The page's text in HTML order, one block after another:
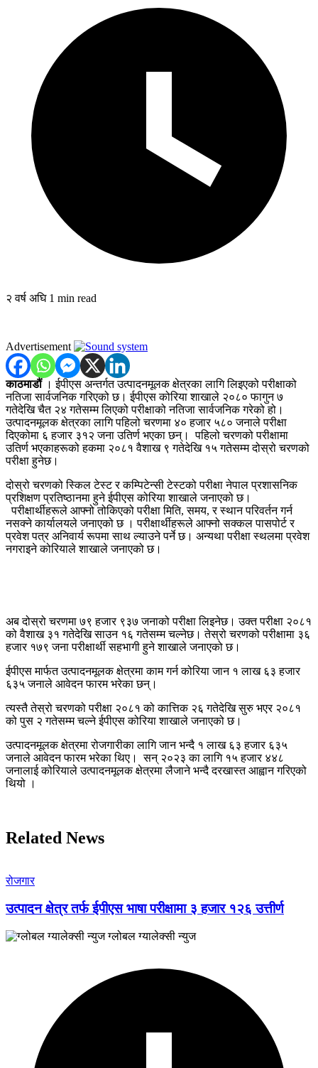
२ वर्ष अघि 1 min read
Advertisement
काठमाडौं। ईपीएस अन्तर्गत उत्पादनमूलक क्षेत्रका लागि लिइएको परीक्षाको
नतिजा सार्वजनिक गरिएको छ। ईपीएस कोरिया शाखाले २०८० फागुन ७
गतेदेखि चैत २४ गतेसम्म लिएको परीक्षाको नतिजा सार्वजनिक गरेको हो।
उत्पादनमूलक क्षेत्रका लागि पहिलो चरणमा ४० हजार ५८० जनाले परीक्षा
दिएकोमा ६ हजार ३१२ जना उतिर्ण भएका छन्। पहिलो चरणको परीक्षामा
उतिर्ण भएकाहरूको हकमा २०८१ वैशाख ९ गतेदेखि १५ गतेसम्म दोस्रो चरणको
परीक्षा हुनेछ।
दोस्रो चरणको स्किल टेस्ट र कम्पिटेन्सी टेस्टको परीक्षा नेपाल प्रशासनिक
प्रशिक्षण प्रतिष्ठानमा हुने ईपीएस कोरिया शाखाले जनाएको छ।
परीक्षार्थीहरूले आफ्नो तोकिएको परीक्षा मिति, समय, र स्थान परिवर्तन गर्न
नसक्ने कार्यालयले जनाएको छ । परीक्षार्थीहरूले आफ्नो सक्कल पासपोर्ट र
प्रवेश पत्र अनिवार्य रूपमा साथ ल्याउने पर्ने छ। अन्यथा परीक्षा स्थलमा प्रवेश
नगराइने कोरियाले शाखाले जनाएको छ।
अब दोस्रो चरणमा ७९ हजार ९३७ जनाको परीक्षा लिइनेछ। उक्त परीक्षा २०८१
को वैशाख ३१ गतेदेखि साउन १६ गतेसम्म चल्नेछ। तेस्रो चरणको परीक्षामा ३६
हजार १७९ जना परीक्षार्थी सहभागी हुने शाखाले जनाएको छ।
ईपीएस मार्फत उत्पादनमूलक क्षेत्रमा काम गर्न कोरिया जान १ लाख ६३ हजार
६३५ जनाले आवेदन फारम भरेका छन्।
त्यस्तै तेस्रो चरणको परीक्षा २०८१ को कात्तिक २६ गतेदेखि सुरु भएर २०८१
को पुस २ गतेसम्म चल्ने ईपीएस कोरिया शाखाले जनाएको छ।
उत्पादनमूलक क्षेत्रमा रोजगारीका लागि जान भन्दै १ लाख ६३ हजार ६३५
जनाले आवेदन फारम भरेका थिए। सन् २०२३ का लागि १५ हजार ४४८
जनालाई कोरियाले उत्पादनमूलक क्षेत्रमा लैजाने भन्दै दरखास्त आह्वान गरिएको
थियो ।
Related News
रोजगार
उत्पादन क्षेत्र तर्फ ईपीएस भाषा परीक्षामा ३ हजार १२६ उत्तीर्ण
ग्लोबल ग्यालेक्सी न्युज